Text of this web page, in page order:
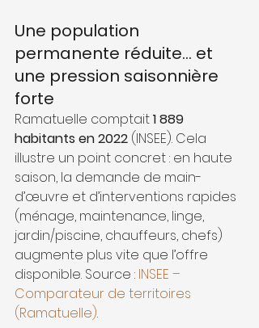
Une population
permanente réduite… et
une pression saisonnière
forte
Ramatuelle comptait 1 889
habitants en 2022 (INSEE). Cela
illustre un point concret : en haute
saison, la demande de main-
d’œuvre et d’interventions rapides
(ménage, maintenance, linge,
jardin/piscine, chauffeurs, chefs)
augmente plus vite que l’offre
disponible. Source : INSEE –
Comparateur de territoires
(Ramatuelle).